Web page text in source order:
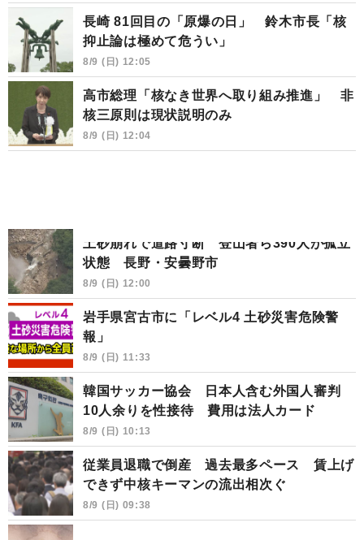
長崎 81回目の「原爆の日」 鈴木市長「核
抑止論は極めて危うい」
8/9 (日) 12:05
高市総理「核なき世界へ取り組み推進」 非
核三原則は現状説明のみ
8/9 (日) 12:04
土砂崩れで道路寸断 登山者ら390人が孤立
状態 長野・安曇野市
8/9 (日) 12:00
岩手県宮古市に「レベル4 土砂災害危険警
報」
8/9 (日) 11:33
韓国サッカー協会 日本人含む外国人審判
10人余りを性接待 費用は法人カード
8/9 (日) 10:13
従業員退職で倒産 過去最多ペース 賃上げ
できず中核キーマンの流出相次ぐ
8/9 (日) 09:38